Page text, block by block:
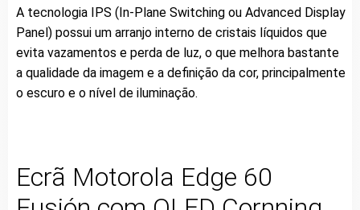
A tecnologia IPS (In-Plane Switching ou Advanced Display
Panel) possui um arranjo interno de cristais líquidos que
evita vazamentos e perda de luz, o que melhora bastante
a qualidade da imagem e a definição da cor, principalmente
o escuro e o nível de iluminação.
Ecrã Motorola Edge 60